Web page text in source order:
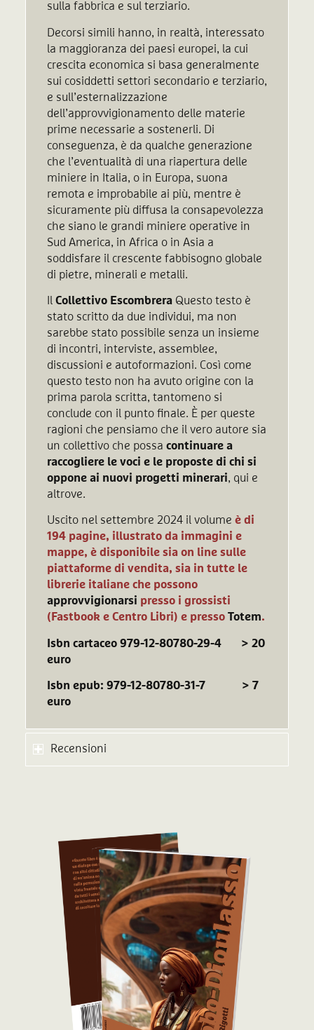
sulla fabbrica e sul terziario.
Decorsi simili hanno, in realtà, interessato
la maggioranza dei paesi europei, la cui
crescita economica si basa generalmente
sui cosiddetti settori secondario e terziario,
e sull’esternalizzazione
dell’approvvigionamento delle materie
prime necessarie a sostenerli. Di
conseguenza, è da qualche generazione
che l’eventualità di una riapertura delle
miniere in Italia, o in Europa, suona
remota e improbabile ai più, mentre è
sicuramente più diffusa la consapevolezza
che siano le grandi miniere operative in
Sud America, in Africa o in Asia a
soddisfare il crescente fabbisogno globale
di pietre, minerali e metalli.
Il Collettivo EscombreraQuesto testo è
stato scritto da due individui, ma non
sarebbe stato possibile senza un insieme
di incontri, interviste, assemblee,
discussioni e autoformazioni. Così come
questo testo non ha avuto origine con la
prima parola scritta, tantomeno si
conclude con il punto finale. È per queste
ragioni che pensiamo che il vero autore sia
un collettivo che possa continuare a
raccogliere le voci e le proposte di chi si
oppone ai nuovi progetti minerari, qui e
altrove.
Uscito nel settembre 2024 il volume è di
194 pagine, illustrato da immagini e
mappe, è disponibile sia on line sulle
piattaforme di vendita, sia in tutte le
librerie italiane che possono
approvvigionarsi presso i grossisti
(Fastbook e Centro Libri) e presso Totem.
Isbn cartaceo 979-12-80780-29-4 > 20
euro
Isbn epub: 979-12-80780-31-7 > 7
euro
Recensioni